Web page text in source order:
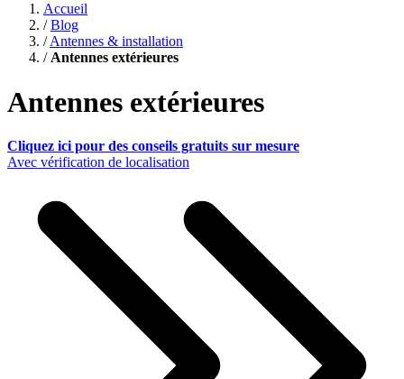
Accueil
/Blog
/Antennes & installation
/ Antennes extérieures
Antennes extérieures
Cliquez ici pour des conseils gratuits sur mesure
Avec vérification de localisation